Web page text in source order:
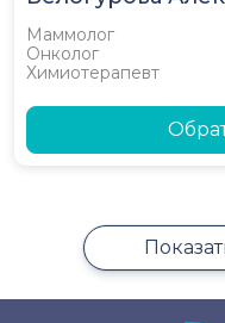
Маммолог
Онколог
Химиотерапевт